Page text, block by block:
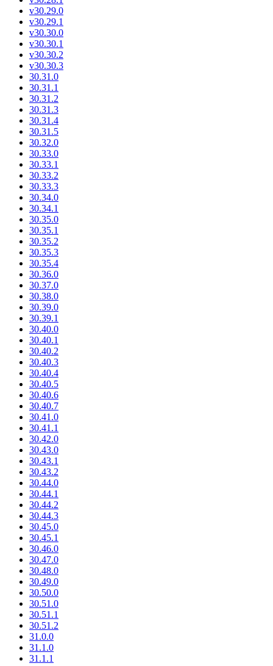
v30.29.0
v30.29.1
v30.30.0
v30.30.1
v30.30.2
v30.30.3
30.31.0
30.31.1
30.31.2
30.31.3
30.31.4
30.31.5
30.32.0
30.33.0
30.33.1
30.33.2
30.33.3
30.34.0
30.34.1
30.35.0
30.35.1
30.35.2
30.35.3
30.35.4
30.36.0
30.37.0
30.38.0
30.39.0
30.39.1
30.40.0
30.40.1
30.40.2
30.40.3
30.40.4
30.40.5
30.40.6
30.40.7
30.41.0
30.41.1
30.42.0
30.43.0
30.43.1
30.43.2
30.44.0
30.44.1
30.44.2
30.44.3
30.45.0
30.45.1
30.46.0
30.47.0
30.48.0
30.49.0
30.50.0
30.51.0
30.51.1
30.51.2
31.0.0
31.1.0
31.1.1